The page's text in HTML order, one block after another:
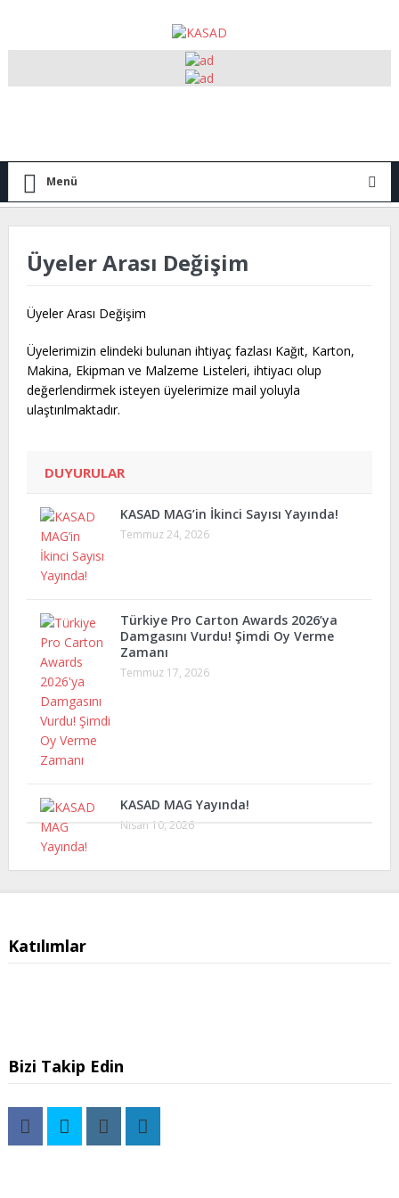
Menü
Üyeler Arası Değişim
Üyeler Arası Değişim
Üyelerimizin elindeki bulunan ihtiyaç fazlası Kağıt, Karton,
Makina, Ekipman ve Malzeme Listeleri, ihtiyacı olup
değerlendirmek isteyen üyelerimize mail yoluyla
ulaştırılmaktadır.
DUYURULAR
KASAD MAG’in İkinci Sayısı Yayında!
Temmuz 24, 2026
Türkiye Pro Carton Awards 2026’ya
Damgasını Vurdu! Şimdi Oy Verme
Zamanı
Temmuz 17, 2026
KASAD MAG Yayında!
Nisan 10, 2026
Katılımlar
Bizi Takip Edin